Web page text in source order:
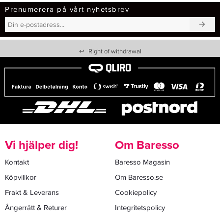
Prenumerera på vårt nyhetsbrev
↩ Right of withdrawal
Vi hjälper dig!
Kontakt
Köpvillkor
Frakt & Leverans
Ångerrätt & Returer
Om Baresso
Baresso Magasin
Om Baresso.se
Cookiepolicy
Integritetspolicy